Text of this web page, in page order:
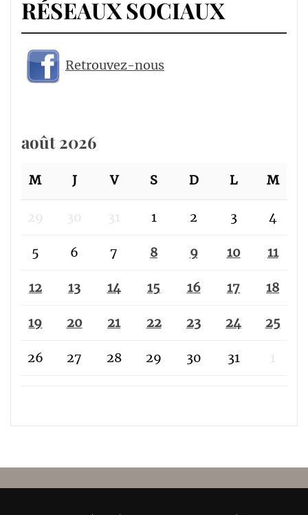
RÉSEAUX SOCIAUX
Retrouvez-nous
août 2026
M J V S D L M
29 30 31 1 2 3 4
5 6 7 8 9 10 11
12 13 14 15 16 17 18
19 20 21 22 23 24 25
26 27 28 29 30 31 1